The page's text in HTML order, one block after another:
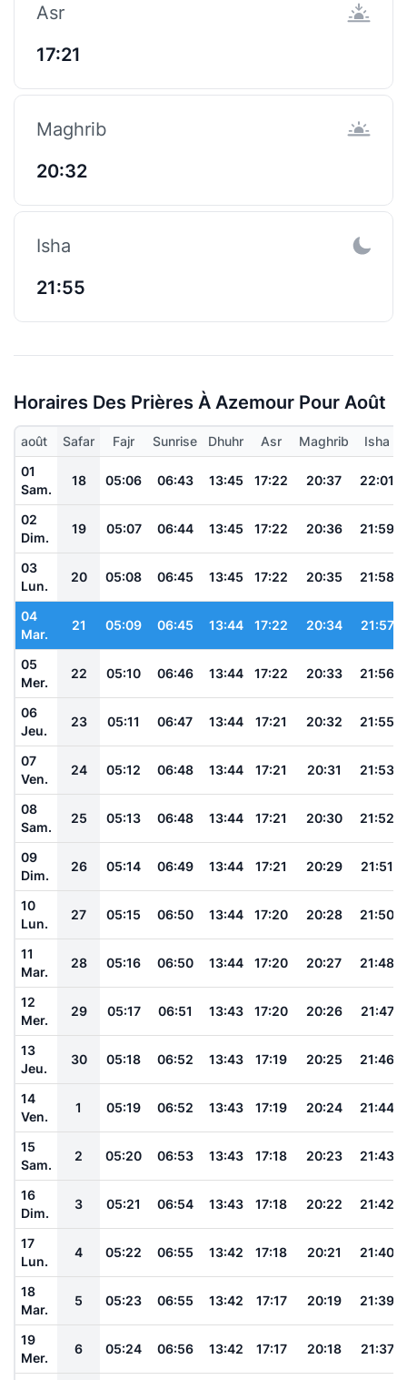
Asr
17:21
Maghrib
20:32
Isha
21:55
Horaires Des Prières À Azemour Pour Août
août Safar Fajr Sunrise Dhuhr Asr Maghrib
Isha
01
Sam.
18 05:06 06:43 13:45 17:22 20:37 22:01
02
Dim.
19 05:07 06:44 13:45 17:22 20:36 21:59
03
Lun.
20 05:08 06:45 13:45 17:22 20:35 21:58
04
Mar.
21 05:09 06:45 13:44 17:22 20:34 21:57
05
Mer.
22 05:10 06:46 13:44 17:22 20:33 21:56
06
Jeu.
23 05:11 06:47 13:44 17:21 20:32 21:55
07
Ven.
24 05:12 06:48 13:44 17:21 20:31 21:53
08
Sam.
25 05:13 06:48 13:44 17:21 20:30 21:52
09
Dim.
26 05:14 06:49 13:44 17:21 20:29 21:51
10
Lun.
27 05:15 06:50 13:44 17:20 20:28 21:50
11
Mar.
28 05:16 06:50 13:44 17:20 20:27 21:48
12
Mer.
29 05:17 06:51 13:43 17:20 20:26 21:47
13
Jeu.
30 05:18 06:52 13:43 17:19 20:25 21:46
14
Ven.
1 05:19 06:52 13:43 17:19 20:24 21:44
15
Sam.
2 05:20 06:53 13:43 17:18 20:23 21:43
16
Dim.
3 05:21 06:54 13:43 17:18 20:22 21:42
17
Lun.
4 05:22 06:55 13:42 17:18 20:21 21:40
18
Mar.
5 05:23 06:55 13:42 17:17 20:19 21:39
19
Mer.
6 05:24 06:56 13:42 17:17 20:18 21:37